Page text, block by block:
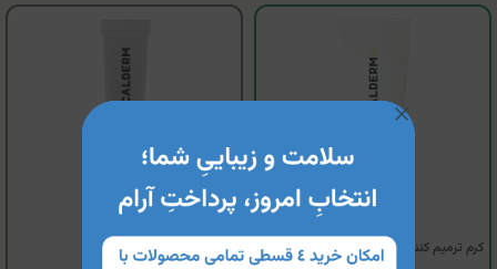
کرم ترمیم کننده سیکالدرم اسکار سیلیکون ژل سیکالدرم